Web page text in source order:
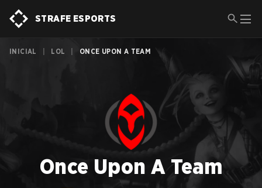
STRAFE ESPORTS
INICIAL LOL ONCE UPON A TEAM
Once Upon A Team